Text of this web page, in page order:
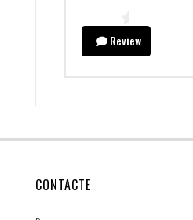
Review
CONTACTE